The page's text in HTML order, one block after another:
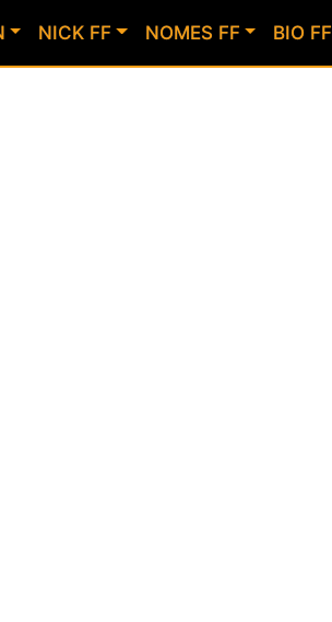
NICK FF NOMES FF BIO FF